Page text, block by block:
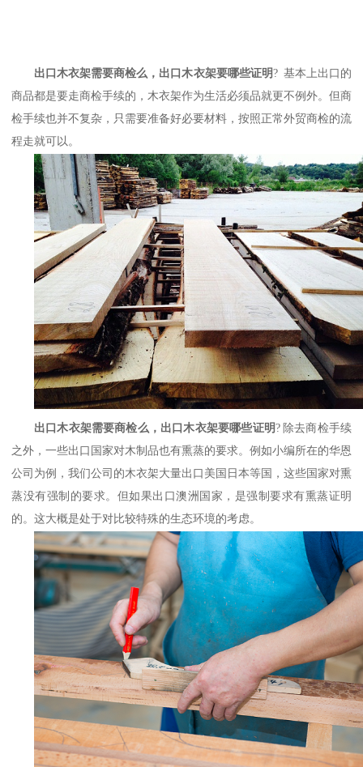
出口木衣架需要商检么，出口木衣架要哪些证明? 基本上出口的
商品都是要走商检手续的，木衣架作为生活必须品就更不例外。但商
检手续也并不复杂，只需要准备好必要材料，按照正常外贸商检的流
程走就可以。
出口木衣架需要商检么，出口木衣架要哪些证明? 除去商检手续
之外，一些出口国家对木制品也有熏蒸的要求。例如小编所在的华恩
公司为例，我们公司的木衣架大量出口美国日本等国，这些国家对熏
蒸没有强制的要求。但如果出口澳洲国家，是强制要求有熏蒸证明
的。这大概是处于对比较特殊的生态环境的考虑。